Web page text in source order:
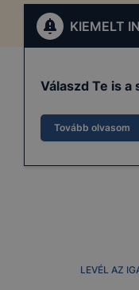
KIEMELT
Válaszd Te is a
Tovább olvasom
LEVÉL AZ